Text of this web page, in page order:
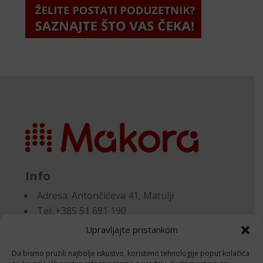
Upravljajte pristankom
Da bismo pružili najbolje iskustvo, koristimo tehnologije poput kolačića
Info
Adresa:Antončićeva 41, Matulji
Tel: +385 51 691 190
Email:knjigovodstvo@makora.hr